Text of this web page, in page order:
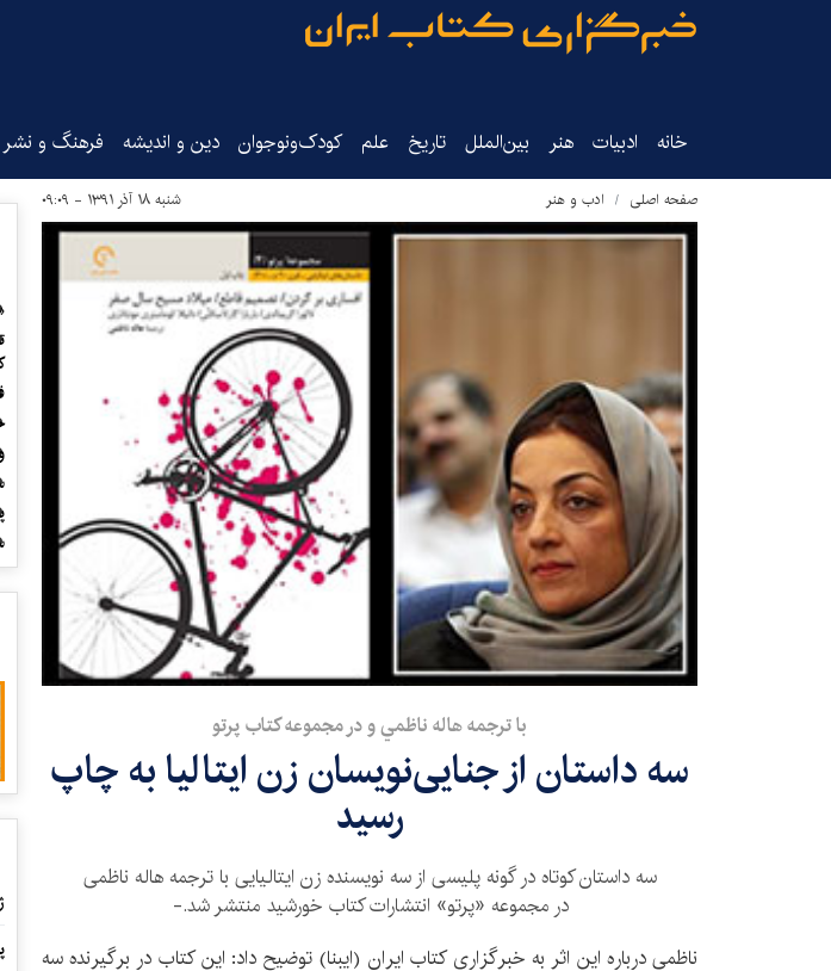
خانه ادبیات هنر بین‌الملل تاریخ‌ علم کودک‌ونوجوان دین و اندیشه فرهنگ و نشر
صفحه اصلی ادب و هنر شنبه ۱۸ آذر ۱۳۹۱ - ۰۹:۰۹
با ترجمه هاله ناظمي و در مجموعه کتاب پرتو
سه داستان از جنایی‌نویسان زن ایتالیا به چاپ
رسيد
سه داستان کوتاه در گونه پلیسی از سه نویسنده زن ایتالیایی با ترجمه هاله ناظمی
در مجموعه «پرتو» انتشارات کتاب خورشید منتشر شد.-
ناظمی درباره این اثر به خبرگزاری کتاب ایران (ایبنا) توضیح داد: این کتاب در برگیرنده سه